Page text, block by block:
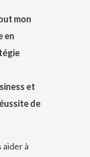
mon
en
et
de
aider à